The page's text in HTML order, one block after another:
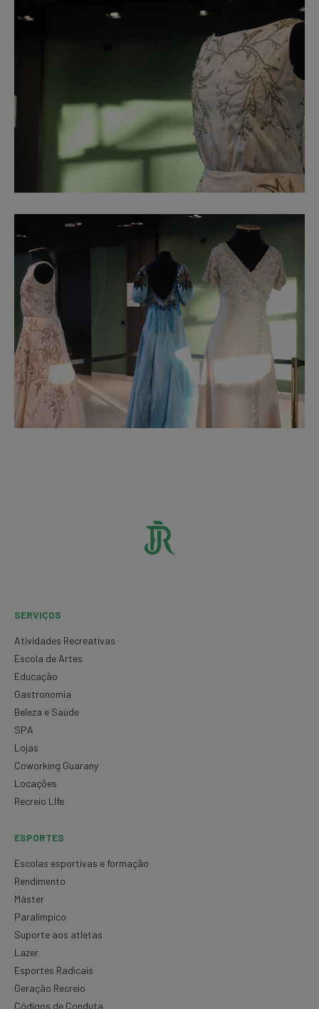
SERVIÇOS
Atividades Recreativas
Escola de Artes
Educação
Gastronomia
Beleza e Saúde
SPA
Lojas
Coworking Guarany
Locações
Recreio LIfe
ESPORTES
Escolas esportivas e formação
Rendimento
Máster
Paralímpico
Suporte aos atletas
Lazer
Esportes Radicais
Geração Recreio
Códigos de Conduta